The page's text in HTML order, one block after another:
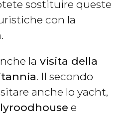
sostituire queste
con la
.
la visita della
. Il secondo
anche lo yacht,
e